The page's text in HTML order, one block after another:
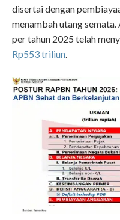
disertai dengan
menambah utang
per tahun 2025 telah
Rp553 triliun.